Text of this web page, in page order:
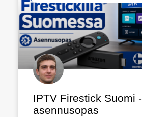
IPTV Firestick Suomi -
asennusopas